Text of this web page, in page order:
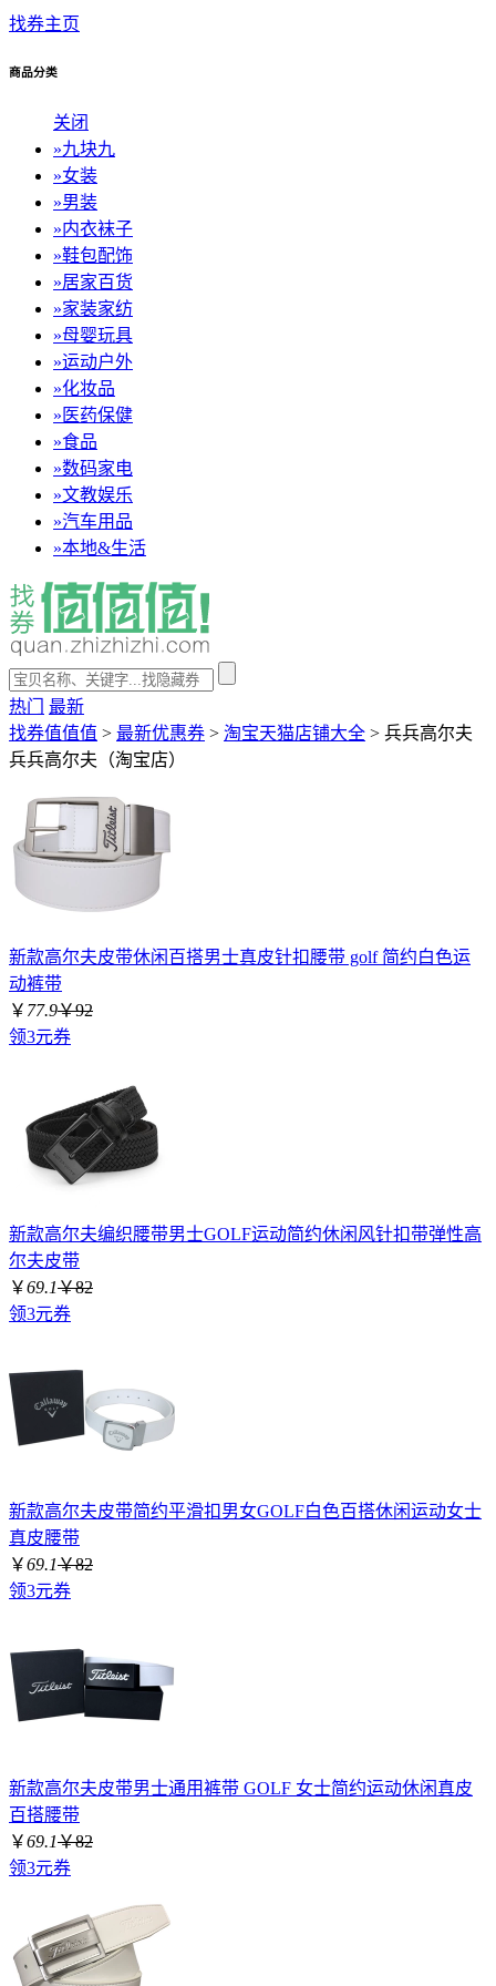
找券主页
商品分类
关闭
»九块九
»女装
»男装
»内衣袜子
»鞋包配饰
»居家百货
»家装家纺
»母婴玩具
»运动户外
»化妆品
» 医药保健
»食品
»数码家电
»文教娱乐
»汽车用品
»本地&生活
热门
最新
找券值值值 > 最新优惠券 > 淘宝天猫店铺大全 > 兵兵高尔夫
兵兵高尔夫（淘宝店）
新款高尔夫皮带休闲百搭男士真皮针扣腰带 golf 简约白色运
动裤带
￥ 77.9￥92
领3元券
新款高尔夫编织腰带男士GOLF运动简约休闲风针扣带弹性高
尔夫皮带
￥69.1￥82
领3元券
新款高尔夫皮带简约平滑扣男女GOLF白色百搭休闲运动女士
真皮腰带
￥69.1￥82
领3元券
新款高尔夫皮带男士通用裤带 GOLF 女士简约运动休闲真皮
百搭腰带
￥69.1￥82
领3元券